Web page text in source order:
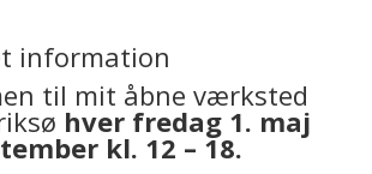
information
til mit åbne værksted
hver fredag 1. maj
kl. 12 – 18.